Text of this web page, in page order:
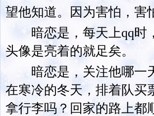
望他知道。因为害怕，害
暗恋是，每天上qq时
头像是亮着的就足矣。
暗恋是，关注他哪一
在寒冷的冬天，排着队买
拿行李吗？回家的路上都